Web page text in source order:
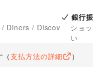
Diners / Discov
銀行
ショ
い
（支払方法の詳細 ）